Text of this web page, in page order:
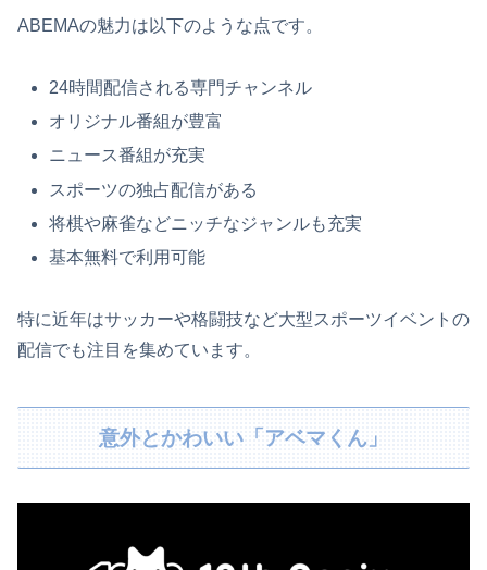
ABEMAの魅力は以下のような点です。
24時間配信される専門チャンネル
オリジナル番組が豊富
ニュース番組が充実
スポーツの独占配信がある
将棋や麻雀などニッチなジャンルも充実
基本無料で利用可能
特に近年はサッカーや格闘技など大型スポーツイベントの
配信でも注目を集めています。
意外とかわいい「アベマくん」